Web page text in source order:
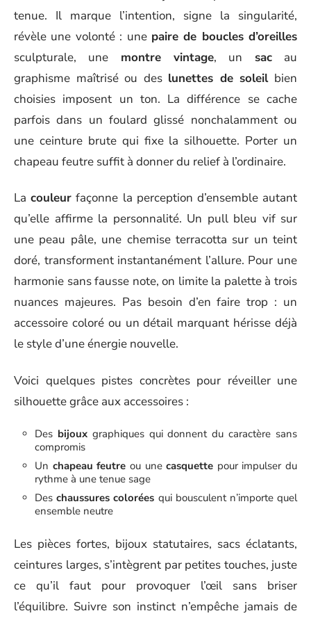
tenue. Il marque l’intention, signe la singularité,
révèle une volonté : une paire de boucles d’oreilles
sculpturale, une montre vintage, un sacau
graphisme maîtrisé ou des lunettes de soleilbien
choisies imposent un ton. La différence se cache
parfois dans un foulard glissé nonchalamment ou
une ceinture brute qui fixe la silhouette. Porter un
chapeau feutre suffit à donner du relief à l’ordinaire.
Lacouleur façonne la perception d’ensemble autant
qu’elle affirme la personnalité. Un pull bleu vif sur
une peau pâle, une chemise terracotta sur un teint
doré, transforment instantanément l’allure. Pour une
harmonie sans fausse note, on limite la palette à trois
nuances majeures. Pas besoin d’en faire trop : un
accessoire coloré ou un détail marquant hérisse déjà
le style d’une énergie nouvelle.
Voici quelques pistes concrètes pour réveiller une
silhouette grâce aux accessoires :
Des bijouxgraphiques qui donnent du caractère sans
compromis
Un chapeau feutre ou unecasquette pour impulser du
rythme à une tenue sage
Deschaussures colorées qui bousculent n’importe quel
ensemble neutre
Les pièces fortes, bijoux statutaires, sacs éclatants,
ceintures larges, s’intègrent par petites touches, juste
ce qu’il faut pour provoquer l’œil sans briser
l’équilibre. Suivre son instinct n’empêche jamais de